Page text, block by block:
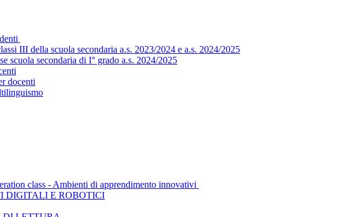
III della scuola secondaria a.s. 2023/2024 e a.s. 2024/2025
scuola secondaria di I° grado a.s. 2024/2025
docenti
class - Ambienti di apprendimento innovativi
DIGITALI E ROBOTICI